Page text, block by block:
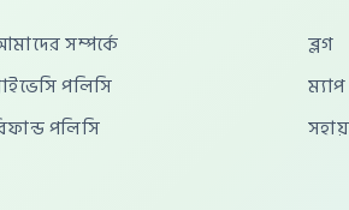
সম্পর্কে
পলিসি
পলিসি
ব্লগ
ম্যাপ